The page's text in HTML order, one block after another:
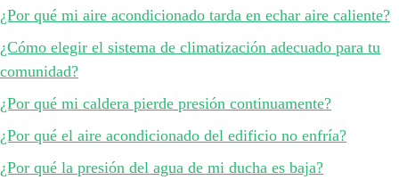
¿Por qué mi aire acondicionado tarda en echar aire caliente?
¿Cómo elegir el sistema de climatización adecuado para tu
comunidad?
¿Por qué mi caldera pierde presión continuamente?
¿Por qué el aire acondicionado del edificio no enfría?
¿Por qué la presión del agua de mi ducha es baja?